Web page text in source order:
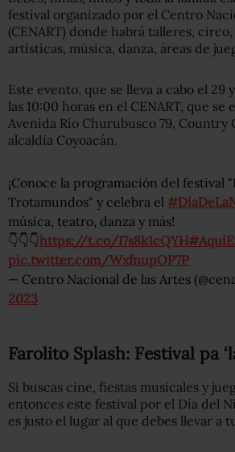
festival organizado por el Centro
(CENART) donde habrá talleres,
artísticas, música, danza, áreas de
Este evento, que se lleva a cabo el 29
las 10:00 horas en el CENART, que se
Avenida Río Churubusco 79, Country
alcaldía Coyoacán.
¡Conoce la programación del festival
Trotamundos" y celebra el
música, teatro, danza y más!
👇👇👇https://t.co/I7s8k1cQYH
pic.twitter.com/WxfnupOP7P
— Centro Nacional de las Artes
2023
Farolito Splash: Festival pa
Si buscas cine, fiestas musicales y
entonces este festival por el Día del
es justo el lugar al que debes llevar a